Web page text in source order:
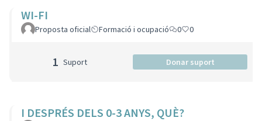
WI-FI
Proposta oficial Formació i ocupació 0 0
1 Suport Donar suport
I DESPRÉS DELS 0-3 ANYS, QUÈ?